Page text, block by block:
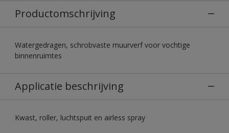
Productomschrijving
Watergedragen, schrobvaste muurverf voor vochtige
binnenruimtes
Applicatie beschrijving
Kwast, roller, luchtspuit en airless spray